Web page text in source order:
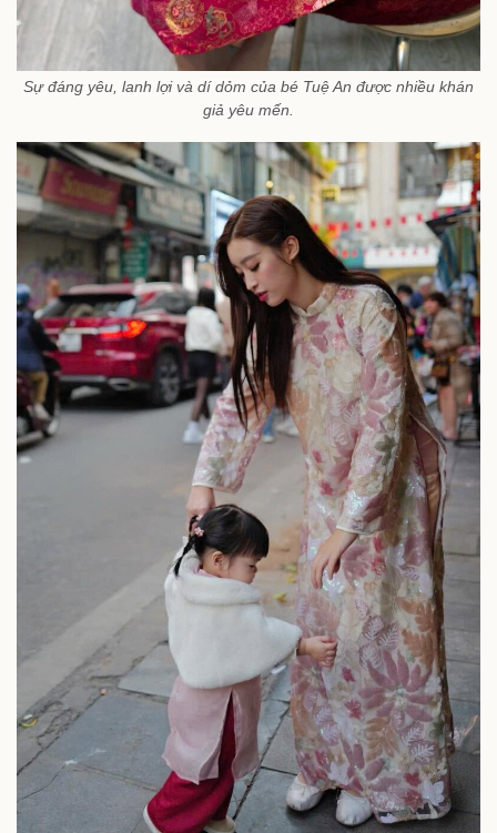
Sự đáng yêu, lanh lợi và dí dỏm của bé Tuệ An được nhiều khán
giả yêu mến.